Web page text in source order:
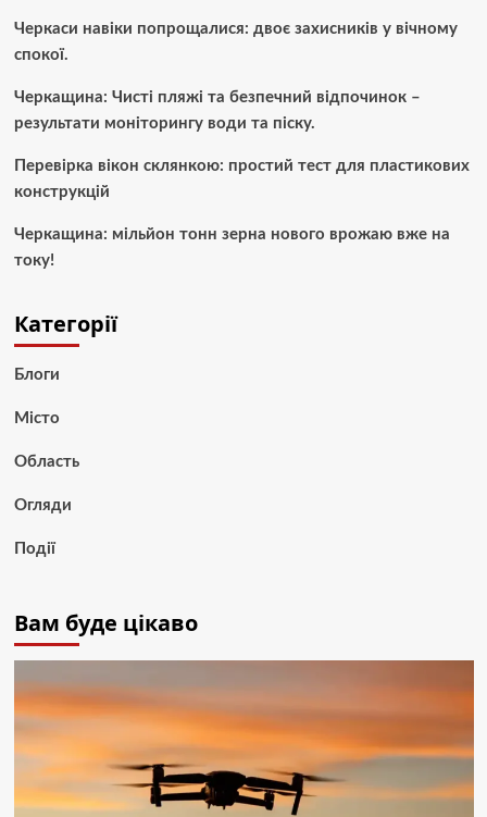
Черкаси навіки попрощалися: двоє захисників у вічному
спокої.
Черкащина: Чисті пляжі та безпечний відпочинок –
результати моніторингу води та піску.
Перевірка вікон склянкою: простий тест для пластикових
конструкцій
Черкащина: мільйон тонн зерна нового врожаю вже на
току!
Категорії
Блоги
Місто
Область
Огляди
Події
Вам буде цікаво